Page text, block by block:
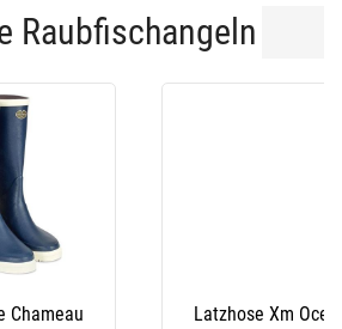
Raubfischangeln
Latzhose Xm Ocean